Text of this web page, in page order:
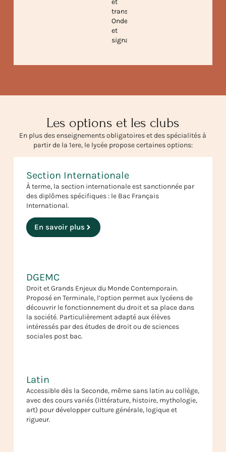
et
transferts,
Ondes
et
signaux
Les options et les clubs
En plus des enseignements obligatoires et des spécialités à
partir de la 1ere, le lycée propose certaines options:
Section Internationale
À terme, la section internationale est sanctionnée par
des diplômes spécifiques : le Bac Français
International.
En savoir plus
DGEMC
Droit et Grands Enjeux du Monde Contemporain.
Proposé en Terminale, l’option permet aux lycéens de
découvrir le fonctionnement du droit et sa place dans
la société. Particulièrement adapté aux élèves
intéressés par des études de droit ou de sciences
sociales post bac.
Latin
Accessible dès la Seconde, même sans latin au collège,
avec des cours variés (littérature, histoire, mythologie,
art) pour développer culture générale, logique et
rigueur.